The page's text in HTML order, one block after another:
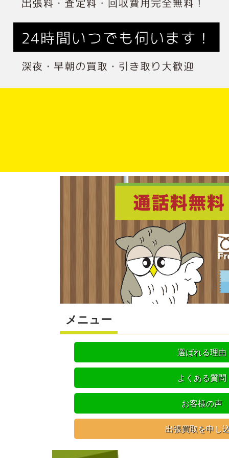
メニュー
選ばれる理由
よくある質問
お客様の声
出張買取を申し